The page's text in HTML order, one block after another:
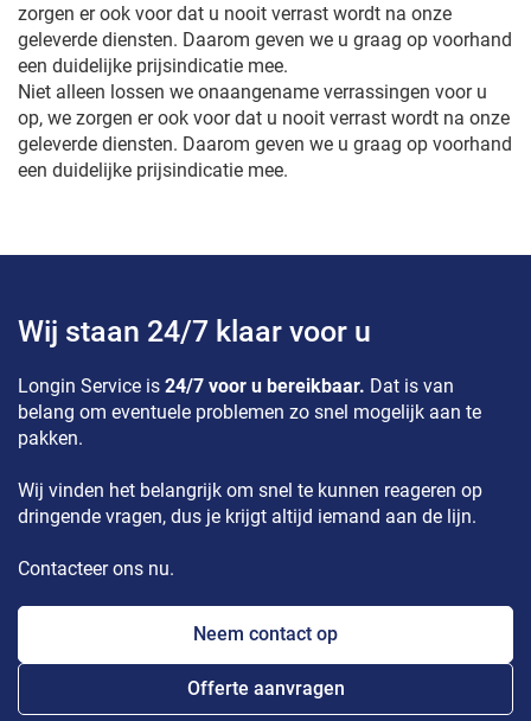
zorgen er ook voor dat u nooit verrast wordt na onze
geleverde diensten. Daarom geven we u graag op voorhand
een duidelijke prijsindicatie mee.
Niet alleen lossen we onaangename verrassingen voor u
op, we zorgen er ook voor dat u nooit verrast wordt na onze
geleverde diensten. Daarom geven we u graag op voorhand
een duidelijke prijsindicatie mee.
Wij staan 24/7 klaar voor u
Longin Service is 24/7 voor u bereikbaar. Dat is van
belang om eventuele problemen zo snel mogelijk aan te
pakken.
Wij vinden het belangrijk om snel te kunnen reageren op
dringende vragen, dus je krijgt altijd iemand aan de lijn.
Contacteer ons nu.
Neem contact op
Offerte aanvragen